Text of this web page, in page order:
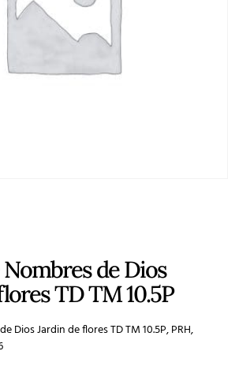
Nombres de Dios
TD TM 10.5P
Dios Jardin de flores TD TM 10.5P, PRH,